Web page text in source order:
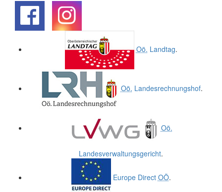
Oö. Landtag.
Oö. Landesrechnungshof.
Oö.
Landesverwaltungsgericht.
Europe Direct OÖ.